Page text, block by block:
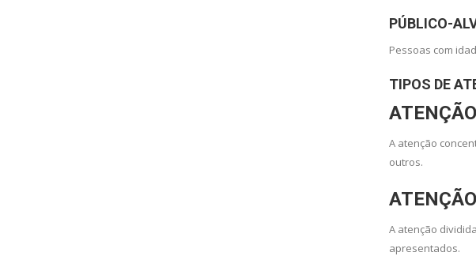
PÚBLICO-
Pessoas com
TIPOS DE
A atenção
outros.
A atenção
apresentados.